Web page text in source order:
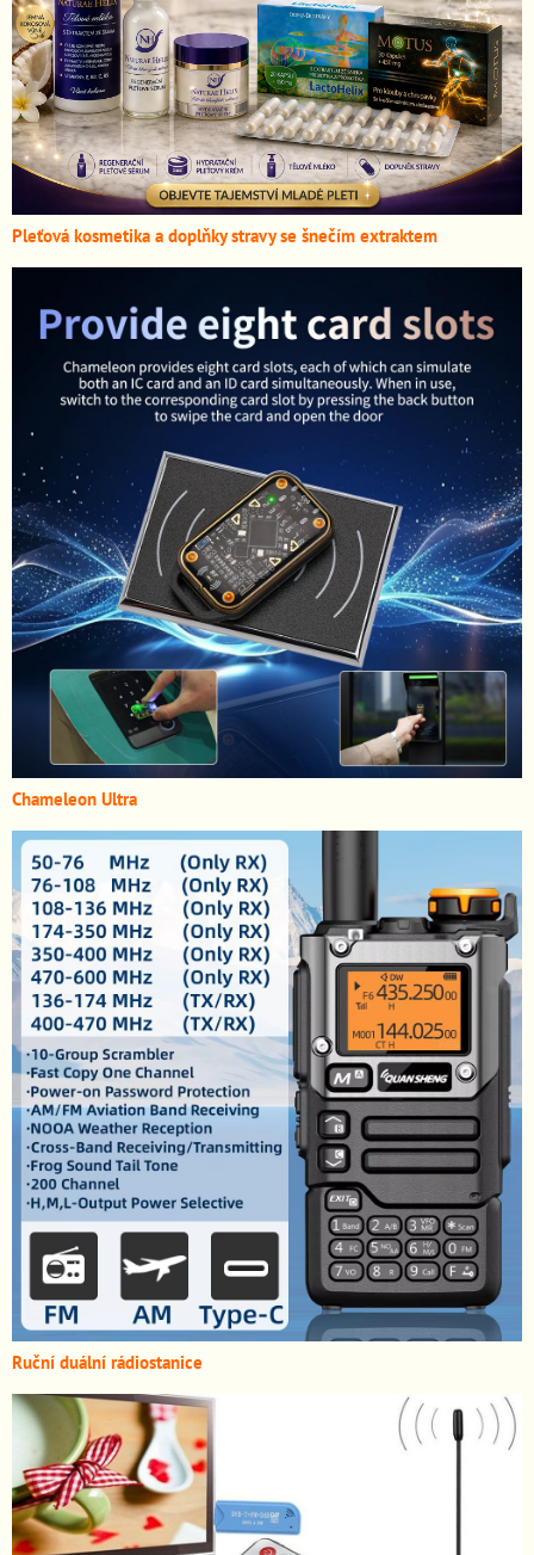
Pleťová kosmetika a doplňky stravy se šnečím extraktem
Chameleon Ultra
Ruční duální rádiostanice